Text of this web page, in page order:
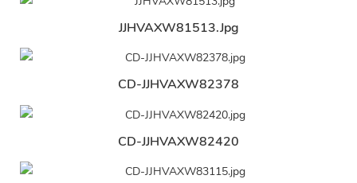
JJHVAXW81513.jpg
CD-JJHVAXW82378
CD-JJHVAXW82420